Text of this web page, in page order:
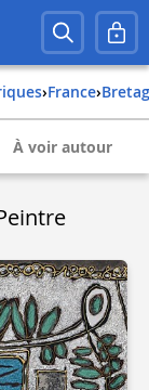
› france›
À voir autour